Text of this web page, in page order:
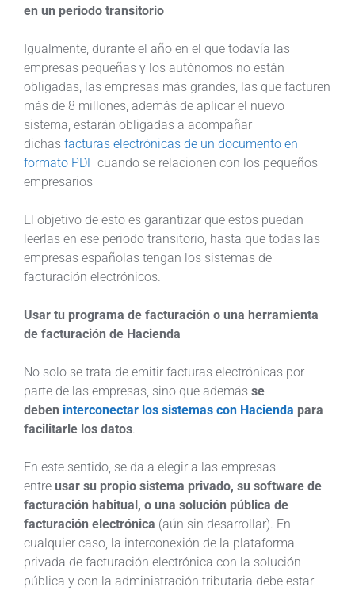
en un periodo transitorio
Igualmente, durante el año en el que todavía las
empresas pequeñas y los autónomos no están
obligadas, las empresas más grandes, las que facturen
más de 8 millones, además de aplicar el nuevo
sistema, estarán obligadas a acompañar
dichas facturas electrónicas de un documento en
formato PDF cuando se relacionen con los pequeños
empresarios
El objetivo de esto es garantizar que estos puedan
leerlas en ese periodo transitorio, hasta que todas las
empresas españolas tengan los sistemas de
facturación electrónicos.
Usar tu programa de facturación o una herramienta
de facturación de Hacienda
No solo se trata de emitir facturas electrónicas por
parte de las empresas, sino que además se
deben interconectar los sistemas con Hacienda para
facilitarle los datos.
En este sentido, se da a elegir a las empresas
entre usar su propio sistema privado, su software de
facturación habitual, o una solución pública de
facturación electrónica (aún sin desarrollar). En
cualquier caso, la interconexión de la plataforma
privada de facturación electrónica con la solución
pública y con la administración tributaria debe estar